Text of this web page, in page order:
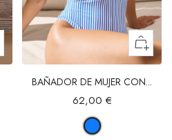
BAÑADOR DE MUJER CON...
62,00 €